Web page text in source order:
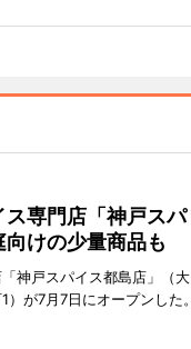
専門店「神戸スパ
けの少量商品も
神戸スパイス都島店」（大
）が7月7日にオープンした。